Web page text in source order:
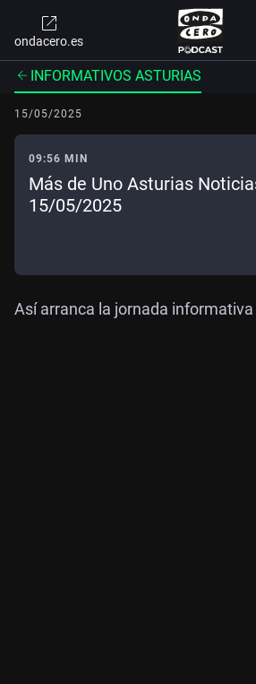
ondacero.es
INFORMATIVOS ASTURIAS
15/05/2025
09:56 MIN
Más de Uno Asturias
15/05/2025
Así arranca la jornada informativa